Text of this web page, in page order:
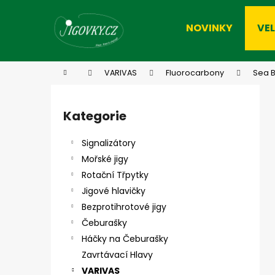
NOVINKY
Domů VARIVAS Fluorocarbony Sea
Přeskočit
kategorie
Kategorie
Signalizátory
Mořské jigy
Rotační Třpytky
Jigové hlavičky
Bezprotihrotové jigy
Čeburašky
Háčky na Čeburašky
Zavrtávací Hlavy
VARIVAS
Zpět
Zpět